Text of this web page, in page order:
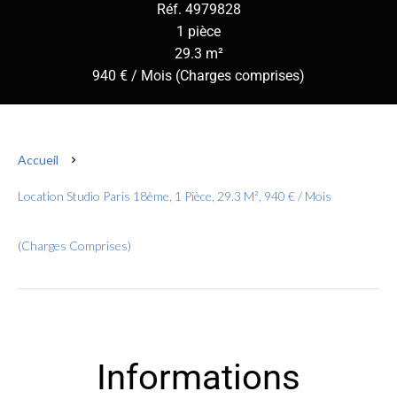
Réf. 4979828
1 pièce
29.3 m²
940 € / Mois (Charges comprises)
Accueil
Location Studio Paris 18ème, 1 Pièce, 29.3 M², 940 € / Mois
(Charges Comprises)
Informations